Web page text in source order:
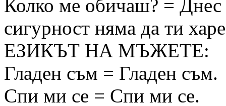
Колко ме обичаш? = Днес
сигурност няма да ти
ЕЗИКЪТ НА МЪЖЕТЕ:
Гладен съм = Гладен съм.
Спи ми се = Спи ми се.